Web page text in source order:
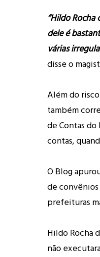
“Hildo
dele é
várias
disse o
Além do
também
de Contas
contas,
O Blog
de convênios
prefeituras
Hildo Rocha
não